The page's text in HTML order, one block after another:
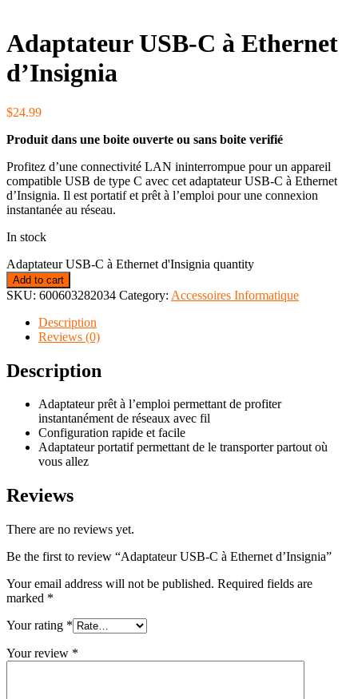
Adaptateur USB-C à Ethernet
d’Insignia
$24.99
Produit dans une boite ouverte ou sans boite verifié
Profitez d’une connectivité LAN ininterrompue pour un appareil
compatible USB de type C avec cet adaptateur USB-C à Ethernet
d’Insignia. Il est portatif et prêt à l’emploi pour une connexion
instantanée au réseau.
In stock
Adaptateur USB-C à Ethernet d'Insignia quantity
Add to cart
SKU: 600603282034 Category: Accessoires Informatique
Description
Reviews (0)
Description
Adaptateur prêt à l’emploi permettant de profiter
instantanément de réseaux avec fil
Configuration rapide et facile
Adaptateur portatif permettant de le transporter partout où
vous allez
Reviews
There are no reviews yet.
Be the first to review “Adaptateur USB-C à Ethernet d’Insignia”
Your email address will not be published. Required fields are
marked *
Your rating *
Your review *